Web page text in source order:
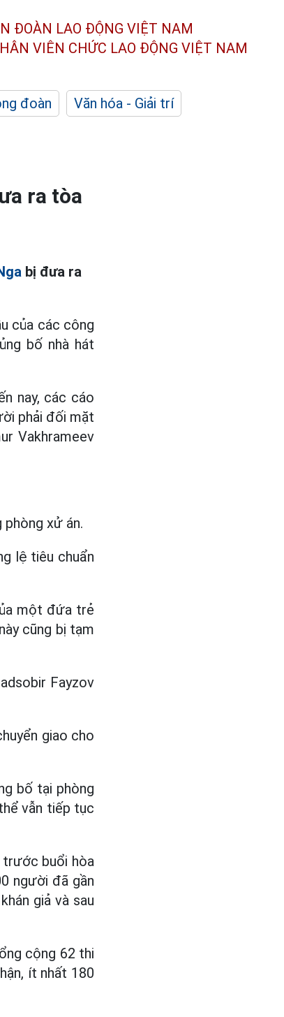
ĐOÀN LAO ĐỘNG VIỆT NAM
VIÊN CHỨC LAO ĐỘNG VIỆT NAM
đoàn
Văn hóa - Giải trí
ra tòa
bị đưa ra
của các công
bố nhà hát
nay, các cáo
phải đối mặt
Vakhrameev
xử án.
lệ tiêu chuẩn
một đứa trẻ
cũng bị tạm
Fayzov
giao cho
bố tại phòng
vẫn tiếp tục
trước buổi hòa
người đã gần
giả và sau
cộng 62 thi
ít nhất 180